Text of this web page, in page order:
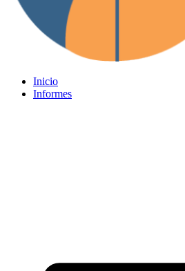
Inicio
Informes